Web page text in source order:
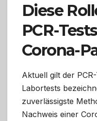
Diese
PCR-
Corona-
Aktuell gilt der
Labortests
zuverlässigste
Nachweis einer